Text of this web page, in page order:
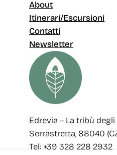
About
Itinerari/Escursioni
Contatti
Newsletter
Edrevia – La tribù
Serrastretta, 88040
Tel: +39 328 228 2932